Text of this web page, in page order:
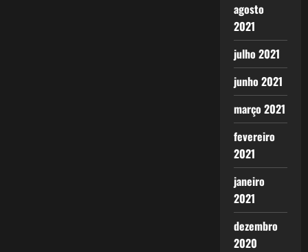
agosto
2021
julho 2021
junho 2021
março 2021
fevereiro
2021
janeiro
2021
dezembro
2020